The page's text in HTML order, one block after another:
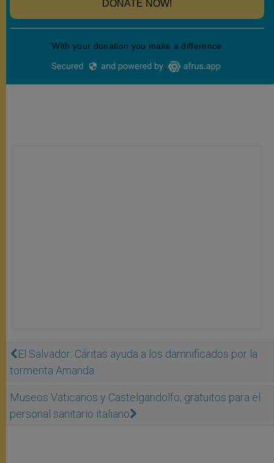
El Salvador: Cáritas ayuda a los damnificados por la
tormenta Amanda
Museos Vaticanos y Castelgandolfo, gratuitos para el
personal sanitario italiano